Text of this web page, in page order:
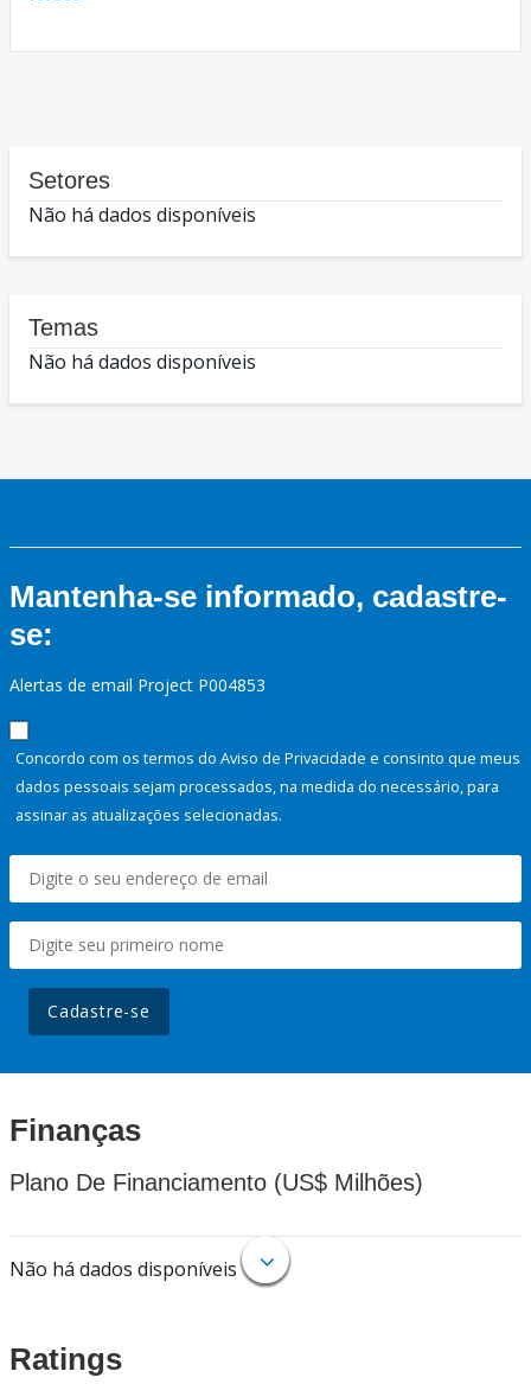
Setores
Não há dados disponíveis
Temas
Não há dados disponíveis
Mantenha-se informado, cadastre-
se:
Alertas de email Project P004853
Concordo com os termos do Aviso de Privacidade e consinto que meus
dados pessoais sejam processados, na medida do necessário, para
assinar as atualizações selecionadas.
Cadastre-se
Finanças
Plano De Financiamento (US$ Milhões)
Não há dados disponíveis
Ratings